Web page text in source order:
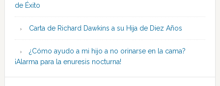
de Éxito
Carta de Richard Dawkins a su Hija de Diez Años
¿Cómo ayudo a mi hijo a no orinarse en la cama?
¡Alarma para la enuresis nocturna!